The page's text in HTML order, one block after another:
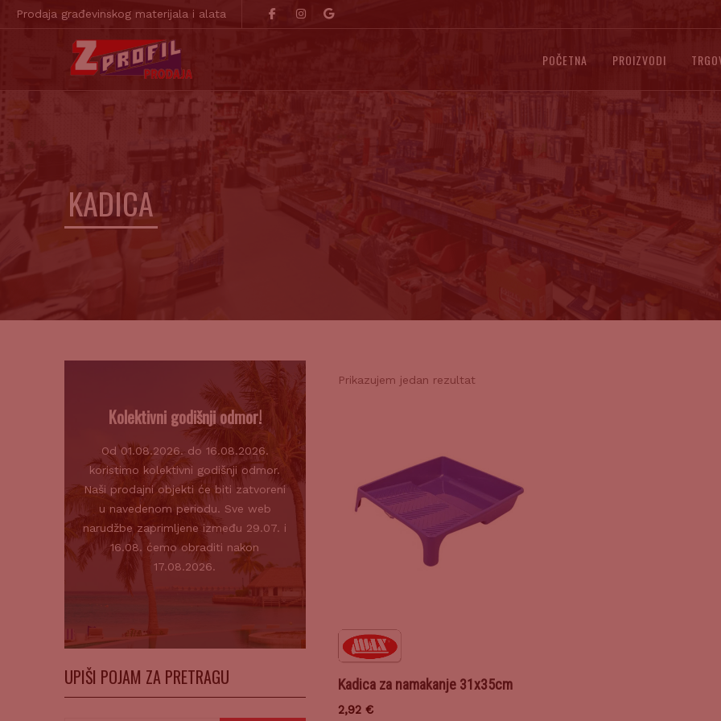
Prodaja građevinskog materijala i alata
POČETNA PROIZVODI
KADICA
Prikazujem jedan rezultat
Kadica za namakanje 31x35cm
2,92 €
Kolektivni godišnji odmor!
Od 01.08.2026. do 16.08.2026.
koristimo kolektivni godišnji odmor.
Naši prodajni objekti će biti zatvoreni
u navedenom periodu. Sve web
narudžbe zaprimljene između 29.07. i
16.08. ćemo obraditi nakon
17.08.2026.
UPIŠI POJAM ZA PRETRAGU